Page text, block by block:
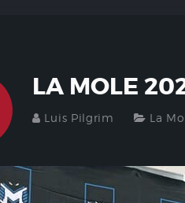
LA MOLE
Luis Pilgrim La